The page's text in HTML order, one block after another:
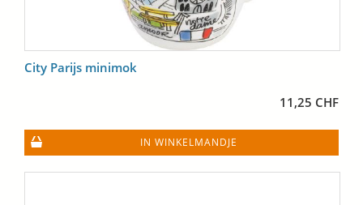
City Parijs minimok
11,25 CHF
IN WINKELMANDJE